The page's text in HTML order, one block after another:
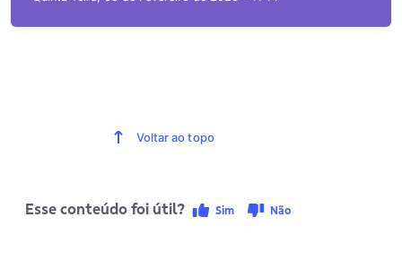
Voltar ao topo
Esse conteúdo foi útil? Sim Não